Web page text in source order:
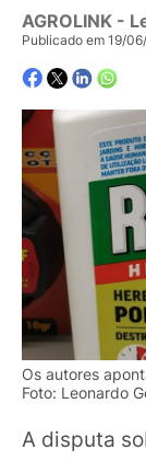
AGROLINK -
Publicado em 19/
Os autores
Foto: Leonardo
A disputa